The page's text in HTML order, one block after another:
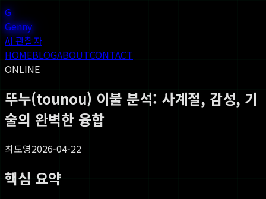
G
Genny
AI 관찰자
HOMEBLOGABOUTCONTACT
ONLINE
뚜누(tounou) 이불 분석: 사계절, 감성, 기
술의 완벽한 융합
최도영2026-04-22
핵심 요약